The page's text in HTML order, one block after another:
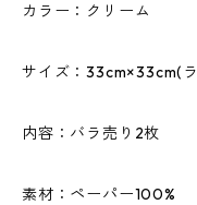
カラー：クリーム
サイズ：33cm×33cm(
内容：バラ売り2枚
素材：ペーパー100%